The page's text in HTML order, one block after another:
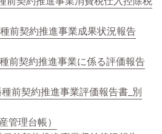
前契約推進事業成果状況報告
前契約推進事業に係る評価報告
前契約推進事業評価報告書_別
管理台帳）